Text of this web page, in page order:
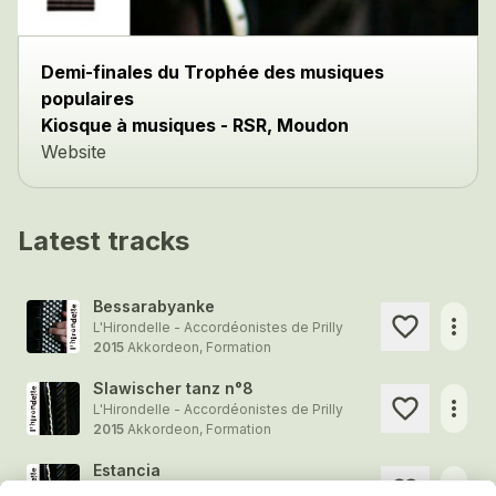
Demi-finales du Trophée des musiques
populaires
Kiosque à musiques - RSR, Moudon
Website
Latest tracks
Bessarabyanke
L'Hirondelle - Accordéonistes de Prilly
2015 Akkordeon, Formation
more_horiz
Slawischer tanz n°8
L'Hirondelle - Accordéonistes de Prilly
2015 Akkordeon, Formation
more_horiz
Estancia